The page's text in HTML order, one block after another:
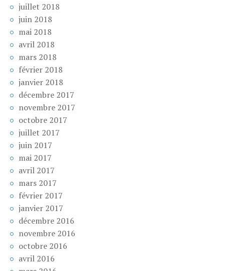
juillet 2018
juin 2018
mai 2018
avril 2018
mars 2018
février 2018
janvier 2018
décembre 2017
novembre 2017
octobre 2017
juillet 2017
juin 2017
mai 2017
avril 2017
mars 2017
février 2017
janvier 2017
décembre 2016
novembre 2016
octobre 2016
avril 2016